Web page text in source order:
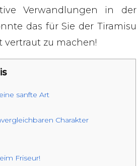
Verwandlungen in der
das für Sie der Tiramisu
vertraut zu machen!
sanfte Art
Charakter
Friseur!